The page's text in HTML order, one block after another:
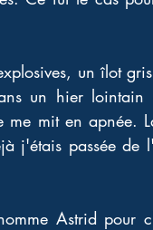
un îlot
un hier lointain
me mit en apnée.
j'étais passée de
Astrid pour